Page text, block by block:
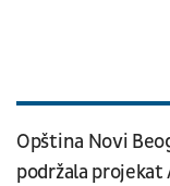
Opština Novi
podržala projekat